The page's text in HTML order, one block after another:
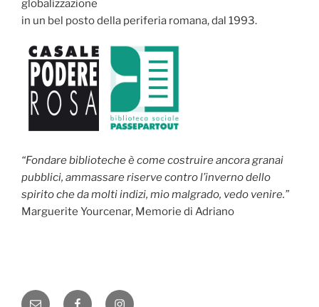
globalizzazione
in un bel posto della periferia romana, dal 1993.
“Fondare biblioteche è come costruire ancora granai
pubblici, ammassare riserve contro l’inverno dello
spirito che da molti indizi, mio malgrado, vedo venire.”
Marguerite Yourcenar, Memorie di Adriano
Email FacebookInstagram